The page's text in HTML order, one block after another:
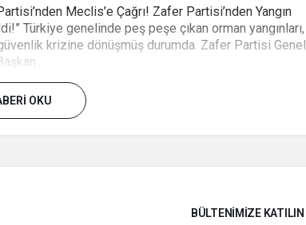
Meclis’e Çağrı! Zafer Partisi’nden Yangın
Türkiye genelinde peş peşe çıkan orman yangınları,
krizine dönüşmüş durumda. Zafer Partisi Genel
OKU
BÜLTENIMIZE KATILIN